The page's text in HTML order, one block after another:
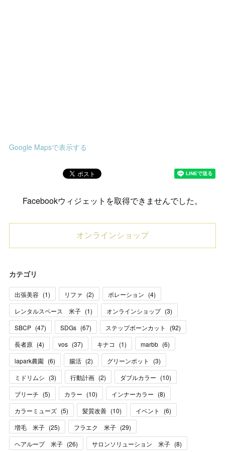
Google Mapsで表示する
Facebookウィジェットを取得できませんでした。
オンラインショップ
カテゴリ
出張美容 (1) リファ (2) ポレーション (4)
レンタルスペース 米子 (1) オンラインショップ (3)
SBCP (47) SDGs (67) ステップボーンカット (92)
長者原 (4) vos (37) キナコ (1) marbb (6)
lapark農園 (6) 腸活 (2) グリーンポット (3)
ミドリムシ (3) 行動計画 (2) ダブルカラー (10)
ブリーチ (5) カラー (10) インナーカラー (8)
カラーミューズ (5) 髪質改善 (10) イベント (6)
増毛 米子 (25) フラエク 米子 (29)
ヘアループ 米子 (26) サロンソリューション 米子 (8)